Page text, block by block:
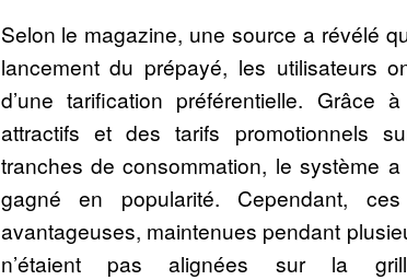
Selon le magazine, une source a révélé
lancement du prépayé, les utilisateurs
d’une tarification préférentielle. Grâce
attractifs et des tarifs promotionnels
tranches de consommation, le système a
gagné en popularité. Cependant, ces
avantageuses, maintenues pendant
n’étaient pas alignées sur la